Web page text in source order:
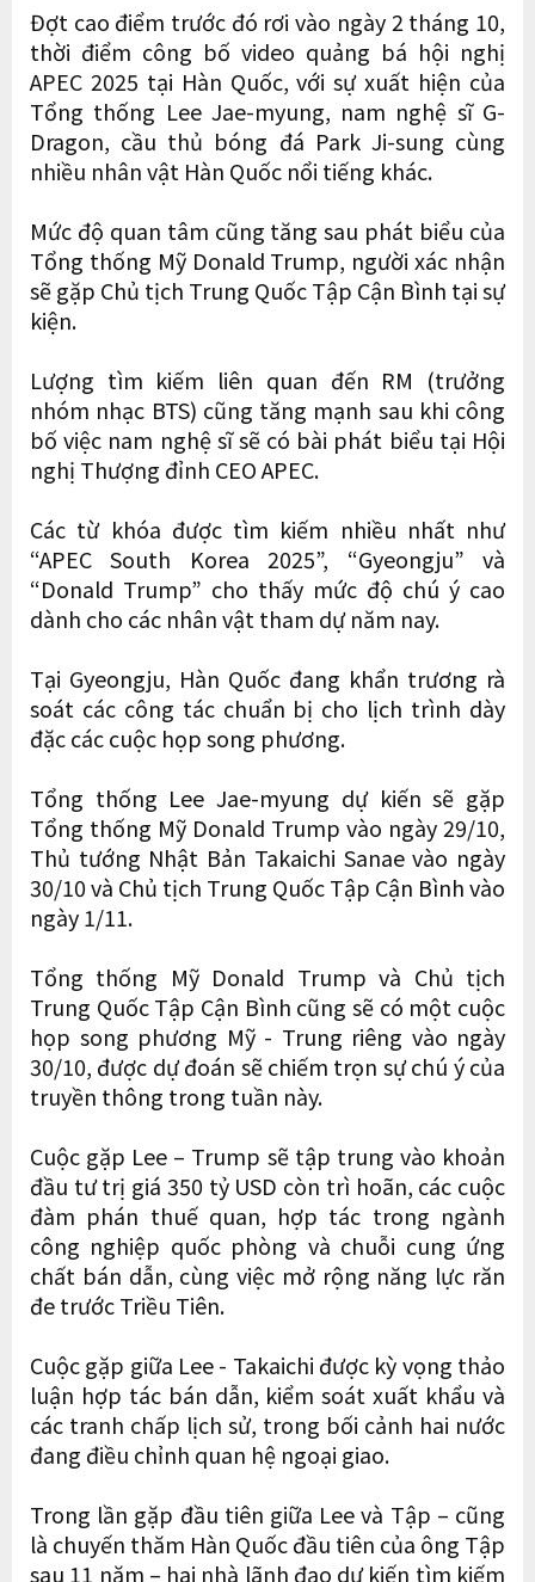
Đợt cao điểm trước đó rơi vào ngày 2 tháng 10,
thời điểm công bố video quảng bá hội nghị
APEC 2025 tại Hàn Quốc, với sự xuất hiện của
Tổng thống Lee Jae-myung, nam nghệ sĩ G-
Dragon, cầu thủ bóng đá Park Ji-sung cùng
nhiều nhân vật Hàn Quốc nổi tiếng khác.
Mức độ quan tâm cũng tăng sau phát biểu của
Tổng thống Mỹ Donald Trump, người xác nhận
sẽ gặp Chủ tịch Trung Quốc Tập Cận Bình tại sự
kiện.
Lượng tìm kiếm liên quan đến RM (trưởng
nhóm nhạc BTS) cũng tăng mạnh sau khi công
bố việc nam nghệ sĩ sẽ có bài phát biểu tại Hội
nghị Thượng đỉnh CEO APEC.
Các từ khóa được tìm kiếm nhiều nhất như
“APEC South Korea 2025”, “Gyeongju” và
“Donald Trump” cho thấy mức độ chú ý cao
dành cho các nhân vật tham dự năm nay.
Tại Gyeongju, Hàn Quốc đang khẩn trương rà
soát các công tác chuẩn bị cho lịch trình dày
đặc các cuộc họp song phương.
Tổng thống Lee Jae-myung dự kiến sẽ gặp
Tổng thống Mỹ Donald Trump vào ngày 29/10,
Thủ tướng Nhật Bản Takaichi Sanae vào ngày
30/10 và Chủ tịch Trung Quốc Tập Cận Bình vào
ngày 1/11.
Tổng thống Mỹ Donald Trump và Chủ tịch
Trung Quốc Tập Cận Bình cũng sẽ có một cuộc
họp song phương Mỹ - Trung riêng vào ngày
30/10, được dự đoán sẽ chiếm trọn sự chú ý của
truyền thông trong tuần này.
Cuộc gặp Lee – Trump sẽ tập trung vào khoản
đầu tư trị giá 350 tỷ USD còn trì hoãn, các cuộc
đàm phán thuế quan, hợp tác trong ngành
công nghiệp quốc phòng và chuỗi cung ứng
chất bán dẫn, cùng việc mở rộng năng lực răn
đe trước Triều Tiên.
Cuộc gặp giữa Lee - Takaichi được kỳ vọng thảo
luận hợp tác bán dẫn, kiểm soát xuất khẩu và
các tranh chấp lịch sử, trong bối cảnh hai nước
đang điều chỉnh quan hệ ngoại giao.
Trong lần gặp đầu tiên giữa Lee và Tập – cũng
là chuyến thăm Hàn Quốc đầu tiên của ông Tập
sau 11 năm – hai nhà lãnh đạo dự kiến tìm kiếm